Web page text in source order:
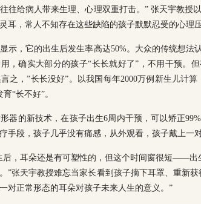
往给病人带来生理、心理双重打击。” 张天宇教授
耳，常人不知存在这些缺陷的孩子默默忍受的心理压
示，它的出生后发生率高达50%。大众的传统想法
，确实大部分的孩子“长长就好了”，不用干预。
之，”长长没好”。以我国每年2000万例新生儿计
“长不好”。
器的新技术，在孩子出生6周内干预，可以矫正
手段，孩子几乎没有痛感，从外观看，孩子戴上一
后，耳朵还是有可塑性的，但这个时间窗很短——出
”张天宇教授难忘当家长看到孩子摘下耳罩、重新
对正常形态的耳朵对孩子未来人生的意义。”